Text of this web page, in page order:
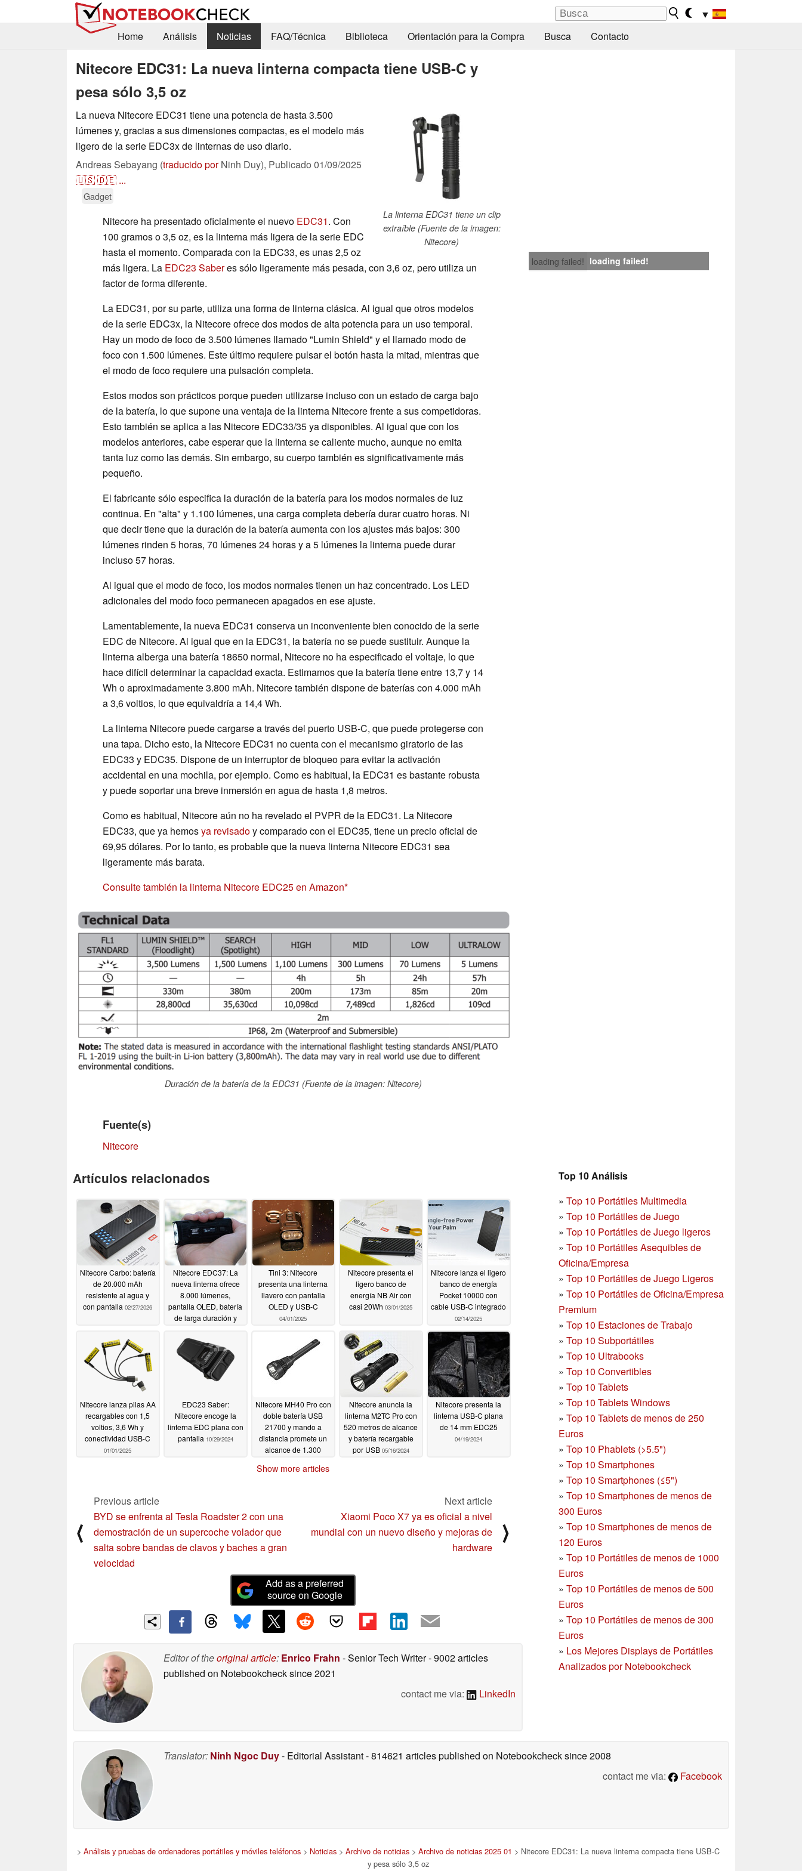
▼
Home
Análisis Noticias FAQ/Técnica Biblioteca Orientación para la Compra Busca Contacto
Nitecore EDC31: La nueva linterna compacta tiene USB-C y
pesa sólo 3,5 oz
La linterna EDC31 tiene un clip
extraíble (Fuente de la imagen:
Nitecore)
La nueva Nitecore EDC31 tiene una potencia de hasta 3.500
lúmenes y, gracias a sus dimensiones compactas, es el modelo más
ligero de la serie EDC3x de linternas de uso diario.
Andreas Sebayang (traducido porNinh Duy), Publicado 01/09/2025
🇺🇸🇩🇪 ...
Gadget
loading failed! loading failed!
Nitecore ha presentado oficialmente el nuevo EDC31. Con
100 gramos o 3,5 oz, es la linterna más ligera de la serie EDC
hasta el momento. Comparada con la EDC33, es unas 2,5 oz
más ligera. La EDC23 Saberes sólo ligeramente más pesada, con 3,6 oz, pero utiliza un
factor de forma diferente.
La EDC31, por su parte, utiliza una forma de linterna clásica. Al igual que otros modelos
de la serie EDC3x, la Nitecore ofrece dos modos de alta potencia para un uso temporal.
Hay un modo de foco de 3.500 lúmenes llamado "Lumin Shield" y el llamado modo de
foco con 1.500 lúmenes. Este último requiere pulsar el botón hasta la mitad, mientras que
el modo de foco requiere una pulsación completa.
Estos modos son prácticos porque pueden utilizarse incluso con un estado de carga bajo
de la batería, lo que supone una ventaja de la linterna Nitecore frente a sus competidoras.
Esto también se aplica a las Nitecore EDC33/35 ya disponibles. Al igual que con los
modelos anteriores, cabe esperar que la linterna se caliente mucho, aunque no emita
tanta luz como las demás. Sin embargo, su cuerpo también es significativamente más
pequeño.
El fabricante sólo especifica la duración de la batería para los modos normales de luz
continua. En "alta" y 1.100 lúmenes, una carga completa debería durar cuatro horas. Ni
que decir tiene que la duración de la batería aumenta con los ajustes más bajos: 300
lúmenes rinden 5 horas, 70 lúmenes 24 horas y a 5 lúmenes la linterna puede durar
incluso 57 horas.
Al igual que el modo de foco, los modos normales tienen un haz concentrado. Los LED
adicionales del modo foco permanecen apagados en ese ajuste.
Lamentablemente, la nueva EDC31 conserva un inconveniente bien conocido de la serie
EDC de Nitecore. Al igual que en la EDC31, la batería no se puede sustituir. Aunque la
linterna alberga una batería 18650 normal, Nitecore no ha especificado el voltaje, lo que
hace difícil determinar la capacidad exacta. Estimamos que la batería tiene entre 13,7 y 14
Wh o aproximadamente 3.800 mAh. Nitecore también dispone de baterías con 4.000 mAh
a 3,6 voltios, lo que equivaldría a 14,4 Wh.
La linterna Nitecore puede cargarse a través del puerto USB-C, que puede protegerse con
una tapa. Dicho esto, la Nitecore EDC31 no cuenta con el mecanismo giratorio de las
EDC33 y EDC35. Dispone de un interruptor de bloqueo para evitar la activación
accidental en una mochila, por ejemplo. Como es habitual, la EDC31 es bastante robusta
y puede soportar una breve inmersión en agua de hasta 1,8 metros.
Como es habitual, Nitecore aún no ha revelado el PVPR de la EDC31. La Nitecore
EDC33, que ya hemosya revisadoy comparado con el EDC35, tiene un precio oficial de
69,95 dólares. Por lo tanto, es probable que la nueva linterna Nitecore EDC31 sea
ligeramente más barata.
Consulte también la linterna Nitecore EDC25 en Amazon
Duración de la batería de la EDC31 (Fuente de la imagen: Nitecore)
Fuente(s)
Nitecore
Top 10 Análisis
» Top 10 Portátiles Multimedia
» Top 10 Portátiles de Juego
» Top 10 Portátiles de Juego ligeros
» Top 10 Portátiles Asequibles de
Oficina/Empresa
» Top 10 Portátiles de Juego Ligeros
» Top 10 Portátiles de Oficina/Empresa
Premium
» Top 10 Estaciones de Trabajo
» Top 10 Subportátiles
» Top 10 Ultrabooks
» Top 10 Convertibles
» Top 10 Tablets
» Top 10 Tablets Windows
» Top 10 Tablets de menos de 250
Euros
» Top 10 Phablets (>5.5")
» Top 10 Smartphones
» Top 10 Smartphones (≤5")
» Top 10 Smartphones de menos de
300 Euros
» Top 10 Smartphonesde menos de
120 Euros
» Top 10 Portátiles de menos de 1000
Euros
» Top 10 Portátiles de menos de 500
Euros
» Top 10 Portátiles de menos de 300
Euros
» Los Mejores Displays de Portátiles
Analizados por Notebookcheck
Artículos relacionados
Nitecore Carbo: batería
de 20.000 mAh
resistente al agua y
con pantalla 02/27/2026
Nitecore EDC37: La
nueva linterna ofrece
8.000 lúmenes,
pantalla OLED, batería
de larga duración y
Tini 3: Nitecore
presenta una linterna
llavero con pantalla
OLED y USB-C
04/01/2025
Nitecore presenta el
ligero banco de
energía NB Air con
casi 20Wh 03/01/2025
Nitecore lanza el ligero
banco de energía
Pocket 10000 con
cable USB-C integrado
02/14/2025
Nitecore lanza pilas AA
recargables con 1,5
voltios, 3,6 Wh y
conectividad USB-C
01/01/2025
EDC23 Saber:
Nitecore encoge la
linterna EDC plana con
pantalla 10/29/2024
Nitecore MH40 Pro con
doble batería USB
21700 y mando a
distancia promete un
alcance de 1.300
Nitecore anuncia la
linterna M2TC Pro con
520 metros de alcance
y batería recargable
por USB 05/16/2024
Nitecore presenta la
linterna USB-C plana
de 14 mm EDC25
04/19/2024
Show more articles
⟨
Previous article
BYD se enfrenta al Tesla Roadster 2 con una
demostración de un supercoche volador que
salta sobre bandas de clavos y baches a gran
velocidad
Next article
Xiaomi Poco X7 ya es oficial a nivel
mundial con un nuevo diseño y mejoras de
hardware
⟩
Add as a preferred
source on Google
Editor of theoriginal article: Enrico Frahn - Senior Tech Writer- 9002 articles
published on Notebookchecksince 2021
contact me via:
LinkedIn
Translator: Ninh Ngoc Duy- Editorial Assistant- 814621 articles published on Notebookchecksince 2008
contact me via:
Facebook
> Análisis y pruebas de ordenadores portátiles y móviles teléfonos> Noticias> Archivo de noticias> Archivo de noticias 2025 01 > Nitecore EDC31: La nueva linterna compacta tiene USB-C
y pesa sólo 3,5 oz